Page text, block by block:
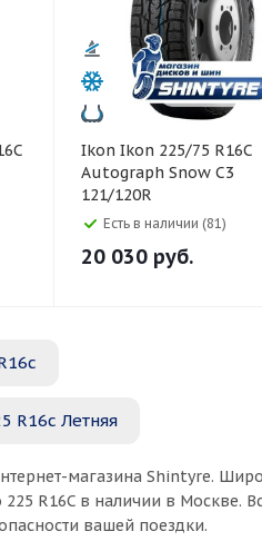
Ikon Ikon 225/75 R16C
Autograph Snow C3
121/120R
Есть в наличии (81)
20 030 руб.
R16c Летняя
магазина Shintyre.
R16C в наличии в Москве.
вашей поездки.